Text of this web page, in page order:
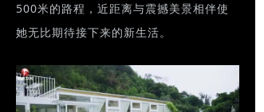
500米的路程，近距离与震撼美景相伴使
她无比期待接下来的新生活。